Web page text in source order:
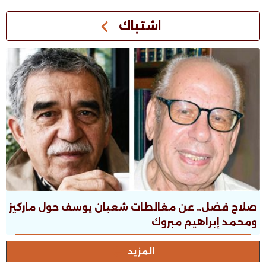
اشتباك
صلاح فضل.. عن مغالطات شعبان يوسف حول ماركيز
ومحمد إبراهيم مبروك
المزيد